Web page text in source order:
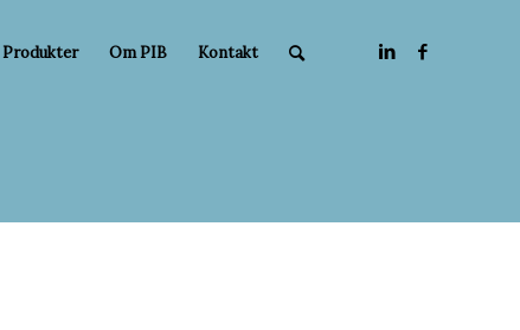
Produkter Om PIB Kontakt